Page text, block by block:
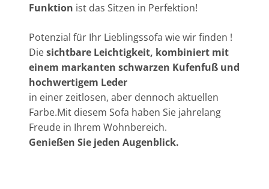
Funktion ist das Sitzen in Perfektion!
Potenzial für Ihr Lieblingssofa wie wir finden !
Diesichtbare Leichtigkeit, kombiniert mit
einem markanten schwarzen Kufenfuß und
hochwertigem Leder
in einer zeitlosen, aber dennoch aktuellen
Farbe.Mit diesem Sofa haben Sie jahrelang
Freude in Ihrem Wohnbereich.
Genießen Sie jeden Augenblick.